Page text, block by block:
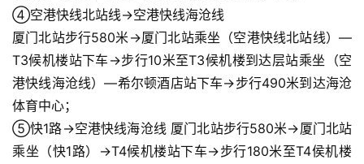
运
动
集
④空港快线北站线→空港快线海沧线
厦门北站步行580米→厦门北站乘坐（空港快线北站线）—
T3候机楼站下车→步行10米至T3候机楼到达层站乘坐（空
港快线海沧线）—希尔顿酒店站下车→步行490米到达海沧
体育中心；
⑤快1路→空港快线海沧线 厦门北站步行580米→厦门北站
乘坐（快1路）→T4候机楼站下车→步行180米至T4侯机楼